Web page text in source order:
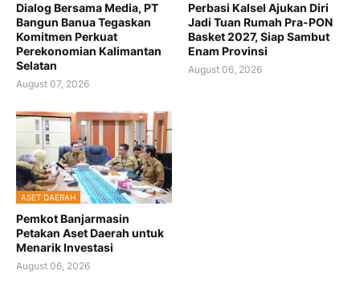
Dialog Bersama Media, PT
Bangun Banua Tegaskan
Komitmen Perkuat
Perekonomian Kalimantan
Selatan
August 07, 2026
Perbasi Kalsel Ajukan Diri
Jadi Tuan Rumah Pra-PON
Basket 2027, Siap Sambut
Enam Provinsi
August 06, 2026
ASET DAERAH
Pemkot Banjarmasin
Petakan Aset Daerah untuk
Menarik Investasi
August 06, 2026